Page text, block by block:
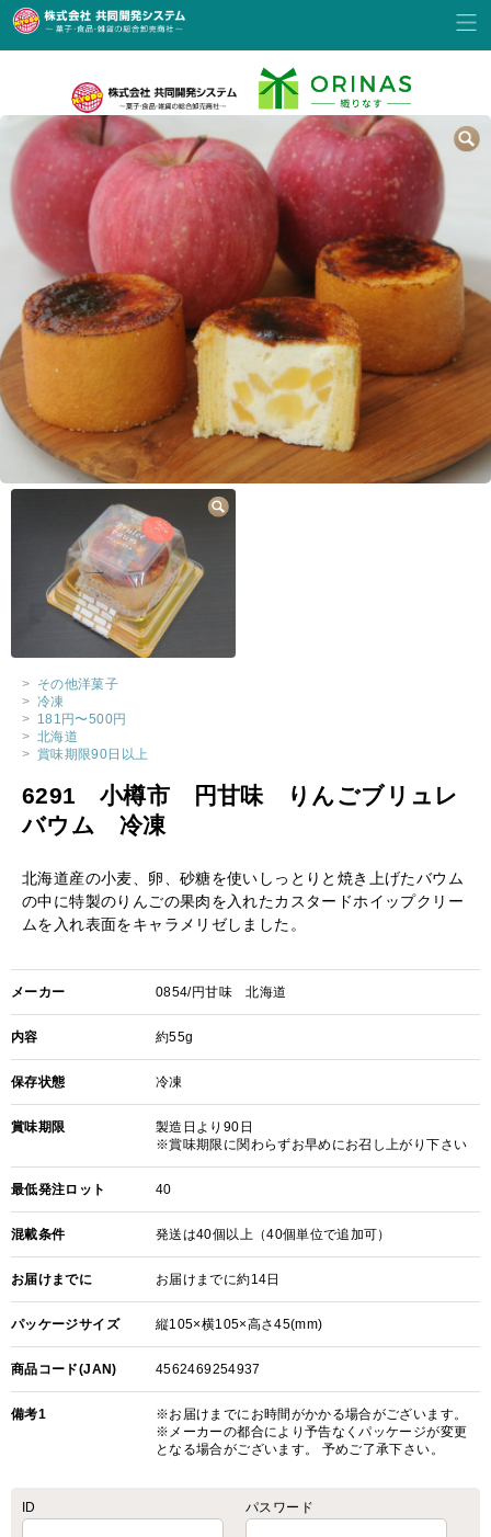
> その他洋菓子
> 冷凍
> 181円〜500円
> 北海道
> 賞味期限90日以上
6291 小樽市 円甘味 りんごブリュレ
バウム 冷凍
北海道産の小麦、卵、砂糖を使いしっとりと焼き上げたバウム
の中に特製のりんごの果肉を入れたカスタードホイップクリー
ムを入れ表面をキャラメリゼしました。
メーカー 0854/円甘味 北海道
内容 約55g
保存状態 冷凍
賞味期限
製造日より90日
※賞味期限に関わらずお早めにお召し上がり下さい
最低発注ロット 40
混載条件 発送は40個以上（40個単位で追加可）
お届けまでに お届けまでに約14日
パッケージサイズ 縦105×横105×高さ45(mm)
商品コード(JAN) 4562469254937
備考1
※お届けまでにお時間がかかる場合がございます。
※メーカーの都合により予告なくパッケージが変更
となる場合がございます。 予めご了承下さい。
ID パスワード